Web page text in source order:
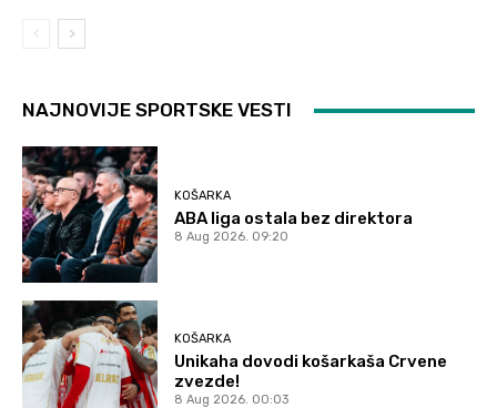
NAJNOVIJE SPORTSKE VESTI
KOŠARKA
ABA liga ostala bez direktora
8 Aug 2026. 09:20
KOŠARKA
Unikaha dovodi košarkaša Crvene
zvezde!
8 Aug 2026. 00:03